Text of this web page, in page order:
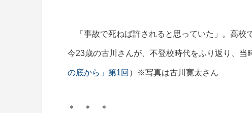
「事故で死ねば許されると思っていた」。高校
今23歳の古川さんが、不登校時代をふり返り、当
の底から」第1回 ）※写真は古川寛太さん
＊ ＊ ＊